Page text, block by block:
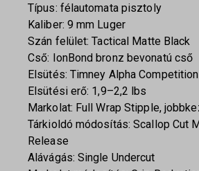
Típus: félautomata pisztoly
Kaliber: 9 mm Luger
Szán felület: Tactical Matte Black
Cső: IonBond bronz bevonatú cső
Elsütés: Timney Alpha
Elsütési erő: 1,9–2,2 lbs
Markolat: Full Wrap Stipple,
Tárkioldó módosítás: Scallop Cut
Release
Alávágás: Single Undercut